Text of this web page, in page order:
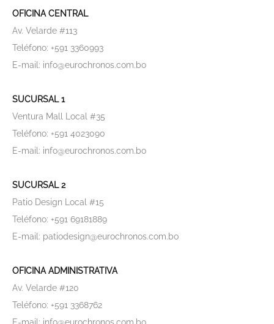
OFICINA CENTRAL
Av. Velarde #113
Teléfono: +591 3360993
E-mail: info@eurochronos.com.bo
SUCURSAL 1
Ventura Mall Local #35
Teléfono: +591 4023090
E-mail: info@eurochronos.com.bo
SUCURSAL 2
Patio Design Local #15
Teléfono: +591 69181889
E-mail: patiodesign@eurochronos.com.bo
OFICINA ADMINISTRATIVA
Av. Velarde #120
Teléfono: +591 3368762